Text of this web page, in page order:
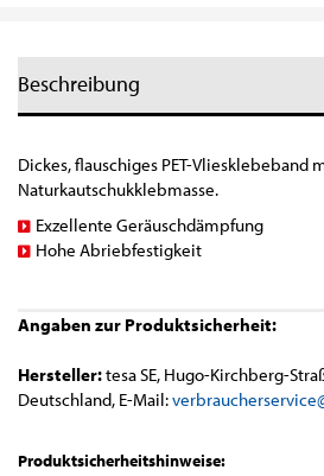
Beschreibung
Dickes, flauschiges PET-Vliesklebeband
Naturkautschukklebmasse.
Exzellente Geräuschdämpfung
Hohe Abriebfestigkeit
Angaben zur Produktsicherheit:
Hersteller:tesa SE, Hugo-Kirchberg-
Deutschland, E-Mail:
Produktsicherheitshinweise: